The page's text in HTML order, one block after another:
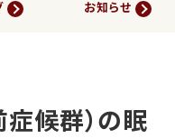
お知らせ
症候群）の眠